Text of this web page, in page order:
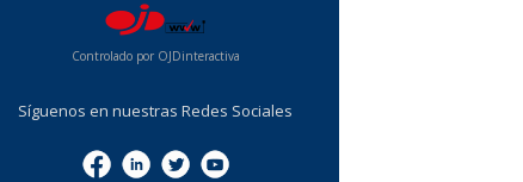
Controlado por OJDinteractiva
Síguenos en nuestras Redes Sociales